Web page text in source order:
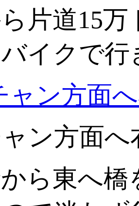
片道15
イクで行
ン方面へ
から東へ